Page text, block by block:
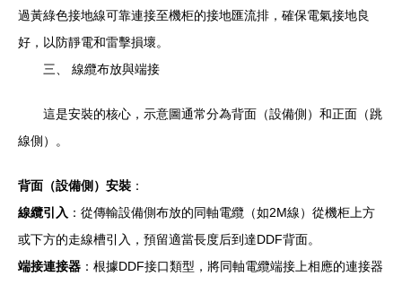
過黃綠色接地線可靠連接至機柜的接地匯流排，確保電氣接地良
好，以防靜電和雷擊損壞。
三、 線纜布放與端接
這是安裝的核心，示意圖通常分為背面（設備側）和正面（跳
線側）。
背面（設備側）安裝 ：
線纜引入 ：從傳輸設備側布放的同軸電纜（如2M線）從機柜上方
或下方的走線槽引入，預留適當長度后到達DDF背面。
端接連接器 ：根據DDF接口類型，將同軸電纜端接上相應的連接器